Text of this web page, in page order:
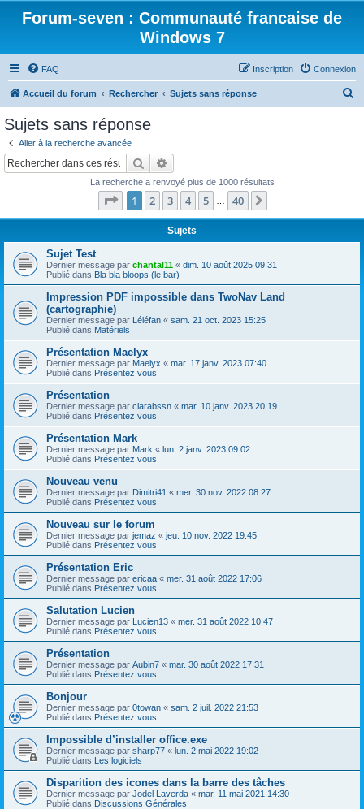
Forum-seven : Communauté francaise de
Windows 7
FAQ Connexion
Inscription
Accueil du forum Rechercher Sujets sans réponse
Sujets sans réponse
Aller à la recherche avancée
Rechercher
La recherche a renvoyé plus de 1000 résultats
Page 1sur40
1 2 3 4 5 40
Sujets
Sujet Test
Dernier message par chantal11 « dim. 10 août 2025 09:31
Publié dans Bla bla bloops (le bar)
Impression PDF impossible dans TwoNav Land
(cartographie)
Dernier message par Léléfan « sam. 21 oct. 2023 15:25
Publié dans Matériels
Présentation Maelyx
Dernier message par Maelyx « mar. 17 janv. 2023 07:40
Publié dans Présentez vous
Présentation
Dernier message par clarabssn « mar. 10 janv. 2023 20:19
Publié dans Présentez vous
Présentation Mark
Dernier message par Mark « lun. 2 janv. 2023 09:02
Publié dans Présentez vous
Nouveau venu
Dernier message par Dimitri41 « mer. 30 nov. 2022 08:27
Publié dans Présentez vous
Nouveau sur le forum
Dernier message par jemaz « jeu. 10 nov. 2022 19:45
Publié dans Présentez vous
Présentation Eric
Dernier message par ericaa « mer. 31 août 2022 17:06
Publié dans Présentez vous
Salutation Lucien
Dernier message par Lucien13 « mer. 31 août 2022 10:47
Publié dans Présentez vous
Présentation
Dernier message par Aubin7 « mar. 30 août 2022 17:31
Publié dans Présentez vous
Bonjour
Dernier message par 0towan « sam. 2 juil. 2022 21:53
Publié dans Présentez vous
Impossible d’installer office.exe
Dernier message par sharp77 « lun. 2 mai 2022 19:02
Publié dans Les logiciels
Disparition des icones dans la barre des tâches
Dernier message par Jodel Laverda « mar. 11 mai 2021 14:30
Publié dans Discussions Générales